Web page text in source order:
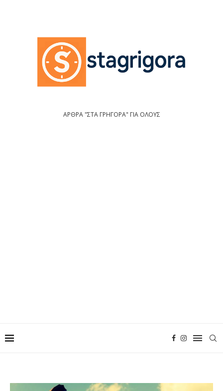
ΑΡΘΡΑ "ΣΤΑ ΓΡΗΓΟΡΑ" ΓΙΑ ΟΛΟΥΣ